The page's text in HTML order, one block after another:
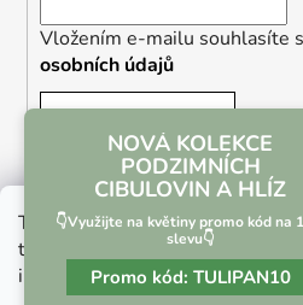
Tento web používá soubory
tohoto webu vyjadřujete
informacízde.
Vložením e-mailu souhlasíte s
osobních údajů
NOVÁ KOLEKCE
PODZIMNÍCH
CIBULOVIN A HLÍZ
👇Využijte na květiny promo kód na
slevu👇
Promo kód: TULIPAN10